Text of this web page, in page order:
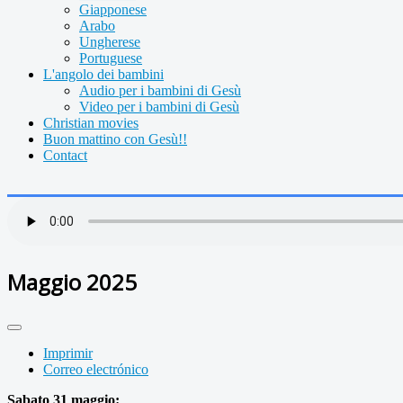
Giapponese
Arabo
Ungherese
Portuguese
L'angolo dei bambini
Audio per i bambini di Gesù
Video per i bambini di Gesù
Christian movies
Buon mattino con Gesù!!
Contact
Maggio 2025
Imprimir
Correo electrónico
Sabato 31 maggio: